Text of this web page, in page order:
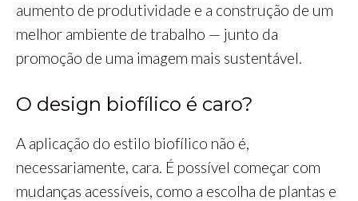
aumento de produtividade e a construção de um
melhor ambiente de trabalho — junto da
promoção de uma imagem mais sustentável.
O design biofílico é caro?
A aplicação do estilo biofílico não é,
necessariamente, cara. É possível começar com
mudanças acessíveis, como a escolha de plantas e